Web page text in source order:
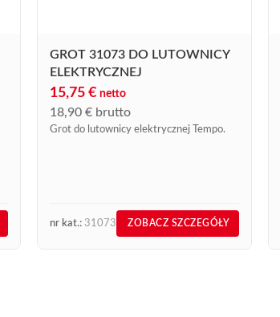
GROT 31073 DO LUTOWNICY
ELEKTRYCZNEJ
15,75 € netto
18,90 € brutto
Grot do lutownicy elektrycznej Tempo.
nr kat.: 31073 ZOBACZ SZCZEGÓŁY